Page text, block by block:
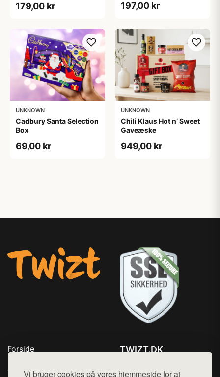
Vi bruger cookies på vores hjemmeside for at
179,00 kr 197,00 kr
UNKNOWN
Cadbury Santa Selection
Box
69,00 kr
UNKNOWN
Chili Klaus Hot n’ Sweet
Gaveæske
949,00 kr
Forside
Top Rabatter
TWIZT.DK